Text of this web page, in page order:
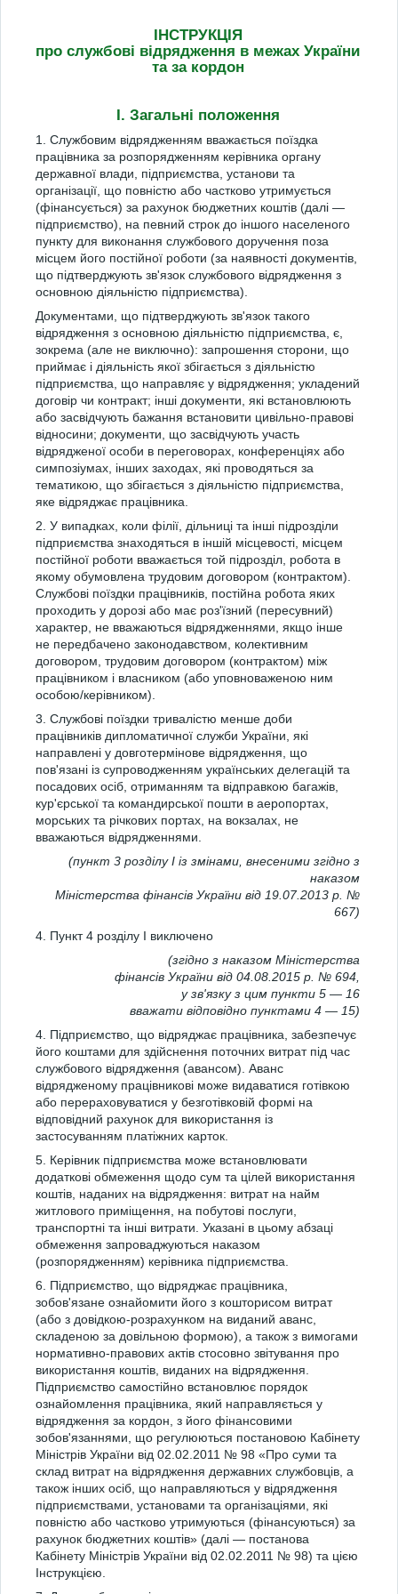
ІНСТРУКЦІЯ
про службові відрядження в межах України
та за кордон
I. Загальні положення
1. Службовим відрядженням вважається поїздка
працівника за розпорядженням керівника органу
державної влади, підприємства, установи та
організації, що повністю або частково утримується
(фінансується) за рахунок бюджетних коштів (далі —
підприємство), на певний строк до іншого населеного
пункту для виконання службового доручення поза
місцем його постійної роботи (за наявності документів,
що підтверджують зв'язок службового відрядження з
основною діяльністю підприємства).
Документами, що підтверджують зв'язок такого
відрядження з основною діяльністю підприємства, є,
зокрема (але не виключно): запрошення сторони, що
приймає і діяльність якої збігається з діяльністю
підприємства, що направляє у відрядження; укладений
договір чи контракт; інші документи, які встановлюють
або засвідчують бажання встановити цивільно-правові
відносини; документи, що засвідчують участь
відрядженої особи в переговорах, конференціях або
симпозіумах, інших заходах, які проводяться за
тематикою, що збігається з діяльністю підприємства,
яке відряджає працівника.
2. У випадках, коли філії, дільниці та інші підрозділи
підприємства знаходяться в іншій місцевості, місцем
постійної роботи вважається той підрозділ, робота в
якому обумовлена трудовим договором (контрактом).
Службові поїздки працівників, постійна робота яких
проходить у дорозі або має роз'їзний (пересувний)
характер, не вважаються відрядженнями, якщо інше
не передбачено законодавством, колективним
договором, трудовим договором (контрактом) між
працівником і власником (або уповноваженою ним
особою/керівником).
3. Службові поїздки тривалістю менше доби
працівників дипломатичної служби України, які
направлені у довготермінове відрядження, що
пов'язані із супроводженням українських делегацій та
посадових осіб, отриманням та відправкою багажів,
кур'єрської та командирської пошти в аеропортах,
морських та річкових портах, на вокзалах, не
вважаються відрядженнями.
(пункт 3 розділу I із змінами, внесеними згідно з
наказом
Міністерства фінансів України від 19.07.2013 р. №
667)
4. Пункт 4 розділу І виключено
(згідно з наказом Міністерства
фінансів України від 04.08.2015 р. № 694,
у зв'язку з цим пункти 5 — 16
вважати відповідно пунктами 4 — 15)
4. Підприємство, що відряджає працівника, забезпечує
його коштами для здійснення поточних витрат під час
службового відрядження (авансом). Аванс
відрядженому працівникові може видаватися готівкою
або перераховуватися у безготівковій формі на
відповідний рахунок для використання із
застосуванням платіжних карток.
5. Керівник підприємства може встановлювати
додаткові обмеження щодо сум та цілей використання
коштів, наданих на відрядження: витрат на найм
житлового приміщення, на побутові послуги,
транспортні та інші витрати. Указані в цьому абзаці
обмеження запроваджуються наказом
(розпорядженням) керівника підприємства.
6. Підприємство, що відряджає працівника,
зобов'язане ознайомити його з кошторисом витрат
(або з довідкою-розрахунком на виданий аванс,
складеною за довільною формою), а також з вимогами
нормативно-правових актів стосовно звітування про
використання коштів, виданих на відрядження.
Підприємство самостійно встановлює порядок
ознайомлення працівника, який направляється у
відрядження за кордон, з його фінансовими
зобов'язаннями, що регулюються постановою Кабінету
Міністрів України від 02.02.2011 № 98 «Про суми та
склад витрат на відрядження державних службовців, а
також інших осіб, що направляються у відрядження
підприємствами, установами та організаціями, які
повністю або частково утримуються (фінансуються) за
рахунок бюджетних коштів» (далі — постанова
Кабінету Міністрів України від 02.02.2011 № 98) та цією
Інструкцією.